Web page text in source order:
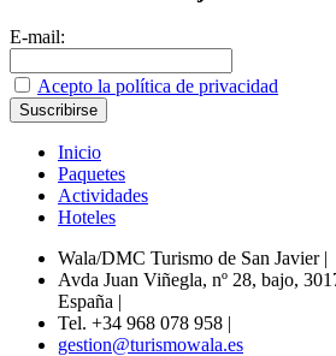
E-mail:
Acepto la política de privacidad
Inicio
Paquetes
Actividades
Hoteles
Wala/DMC Turismo de San Javier |
Avda Juan Viñegla, nº 28, bajo,
España |
Tel. +34 968 078 958 |
gestion@turismowala.es